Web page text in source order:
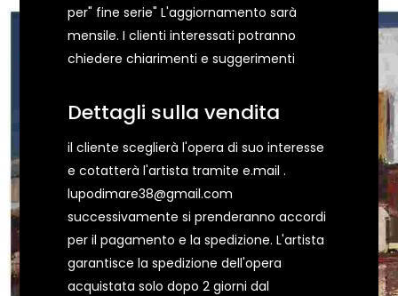
per" fine serie" L'aggiornamento sarà
mensile. I clienti interessati potranno
chiedere chiarimenti e suggerimenti
Dettagli sulla vendita
il cliente sceglierà l'opera di suo interesse
e cotatterà l'artista tramite e.mail .
lupodimare38@gmail.com
successivamente si prenderanno accordi
per il pagamento e la spedizione. L'artista
garantisce la spedizione dell'opera
acquistata solo dopo 2 giorni dal